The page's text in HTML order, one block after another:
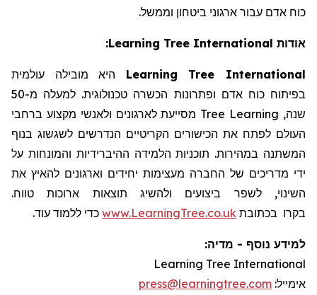
כוח אדם עבור ארגוני ביטחון וממשל.
אודות Learning Tree International
:
Learning Tree International היא מובילה
עולמית
בפיתוח כוח אדם ופתרונות הכשרה טכנולוגית. למעלה מ-50
שנה,
Learning
Tree מסייעת לארגונים ולאנשי מקצוע ברחבי
העולם לפתח את הכישורים הקריטיים הנדרשים לשגשוג בנוף
המשתנה במהירות. תוכניות הלמידה ההיברידיות והמונחות על
ידי מדריכים של החברה מעצימות יחידים וארגונים להאיץ את
השינוי,לשפר ביצועים ולהשיג תוצאות ארוכות טווח.
בקרו בכתובת www.LearningTree.co.uk כדי ללמוד עוד.
למידע נוסף - מדיה:
Learning Tree International
אימייל:
press@learningtree.com